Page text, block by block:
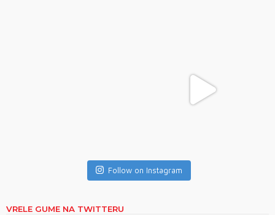
Follow on Instagram
VRELE GUME NA TWITTERU